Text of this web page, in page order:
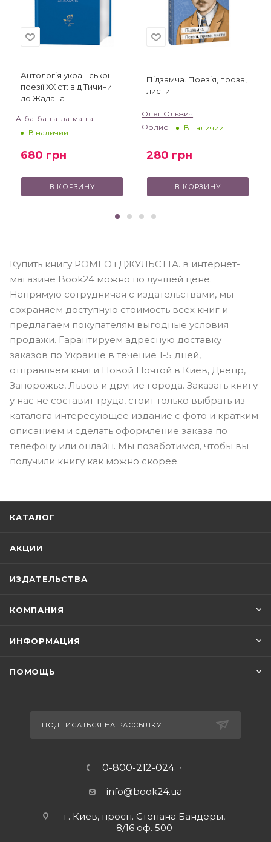
Антологія української
поезії ХХ ст: від Тичини
до Жадана
А-ба-ба-га-ла-ма-га
В наличии
680 грн
В КОРЗИНУ
Підзамча. Поезія, проза,
листи
Олег Ольжич
Фолио
В наличии
280 грн
В КОРЗИНУ
Купить книгу РОМЕО і ДЖУЛЬЄТТА. в интернет-
магазине Book24 можно по лучшей цене.
Напрямую сотрудничая с издательствами, мы
сохраняем доступную стоимость всех книг и
предлагаем покупателям выгодные условия
продажи. Гарантируем адресную доставку
заказов по Украине в течение 1-5 дней,
отправляем книги Новой Почтой в Киев, Днепр,
Запорожье, Львов и другие города. Заказать книгу
у нас не составит труда, стоит только выбрать из
каталога интересующее издание с фото и кратким
описанием и сделать оформление заказа по
телефону или онлайн. Мы позаботимся, чтобы вы
получили книгу как можно скорее.
КАТАЛОГ
АКЦИИ
ИЗДАТЕЛЬСТВА
КОМПАНИЯ
ИНФОРМАЦИЯ
ПОМОЩЬ
ПОДПИСАТЬСЯ НА РАССЫЛКУ
0-800-212-024
info@book24.ua
г. Киев, просп. Степана Бандеры,
8/16 оф. 500